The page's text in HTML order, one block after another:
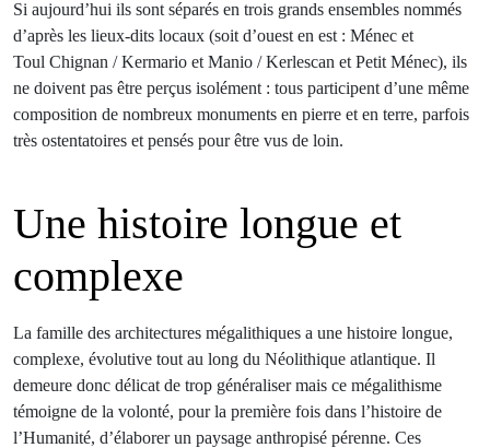
Si aujourd’hui ils sont séparés en trois grands ensembles nommés
d’après les lieux-dits locaux (soit d’ouest en est : Ménec et
Toul Chignan / Kermario et Manio / Kerlescan et Petit Ménec), ils
ne doivent pas être perçus isolément : tous participent d’une même
composition de nombreux monuments en pierre et en terre, parfois
très ­ostentatoires et pensés pour être vus de loin.
Une histoire longue et
complexe
La famille des architectures mégalithiques a une histoire longue,
complexe, évolutive tout au long du Néolithique atlantique. Il
demeure donc délicat de trop généraliser mais ce mégalithisme
témoigne de la volonté, pour la première fois dans l’histoire de
l’Humanité, d’élaborer un paysage anthropisé pérenne. Ces